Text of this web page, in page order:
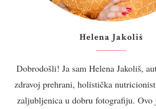
Helena Jakoliš
Dobrodošli! Ja sam Helena Jakoliš,
zdravoj prehrani, holistička
zaljubljenica u dobru fotografiju. Ovo